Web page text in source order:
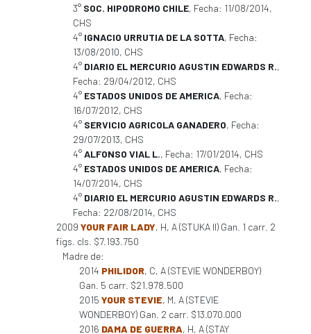
3° SOC. HIPODROMO CHILE, Fecha: 11/08/2014,
CHS
4° IGNACIO URRUTIA DE LA SOTTA, Fecha:
13/08/2010, CHS
4° DIARIO EL MERCURIO AGUSTIN EDWARDS R.,
Fecha: 29/04/2012, CHS
4° ESTADOS UNIDOS DE AMERICA, Fecha:
16/07/2012, CHS
4° SERVICIO AGRICOLA GANADERO, Fecha:
29/07/2013, CHS
4°ALFONSO VIAL L., Fecha: 17/01/2014, CHS
4° ESTADOS UNIDOS DE AMERICA, Fecha:
14/07/2014, CHS
4° DIARIO EL MERCURIO AGUSTIN EDWARDS R.,
Fecha: 22/08/2014, CHS
2009 YOUR FAIR LADY, H, A (STUKA II) Gan. 1 carr. 2
figs. cls. $7.193.750
Madre de:
2014 PHILIDOR, C, A (STEVIE WONDERBOY)
Gan. 5 carr. $21.978.500
2015 YOUR STEVIE, M, A (STEVIE
WONDERBOY) Gan. 2 carr. $13.070.000
2016 DAMA DE GUERRA, H, A (STAY